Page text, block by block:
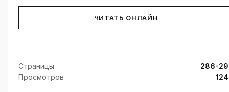
ЧИТАТЬ ОНЛАЙН
Страницы
286-
Просмотров